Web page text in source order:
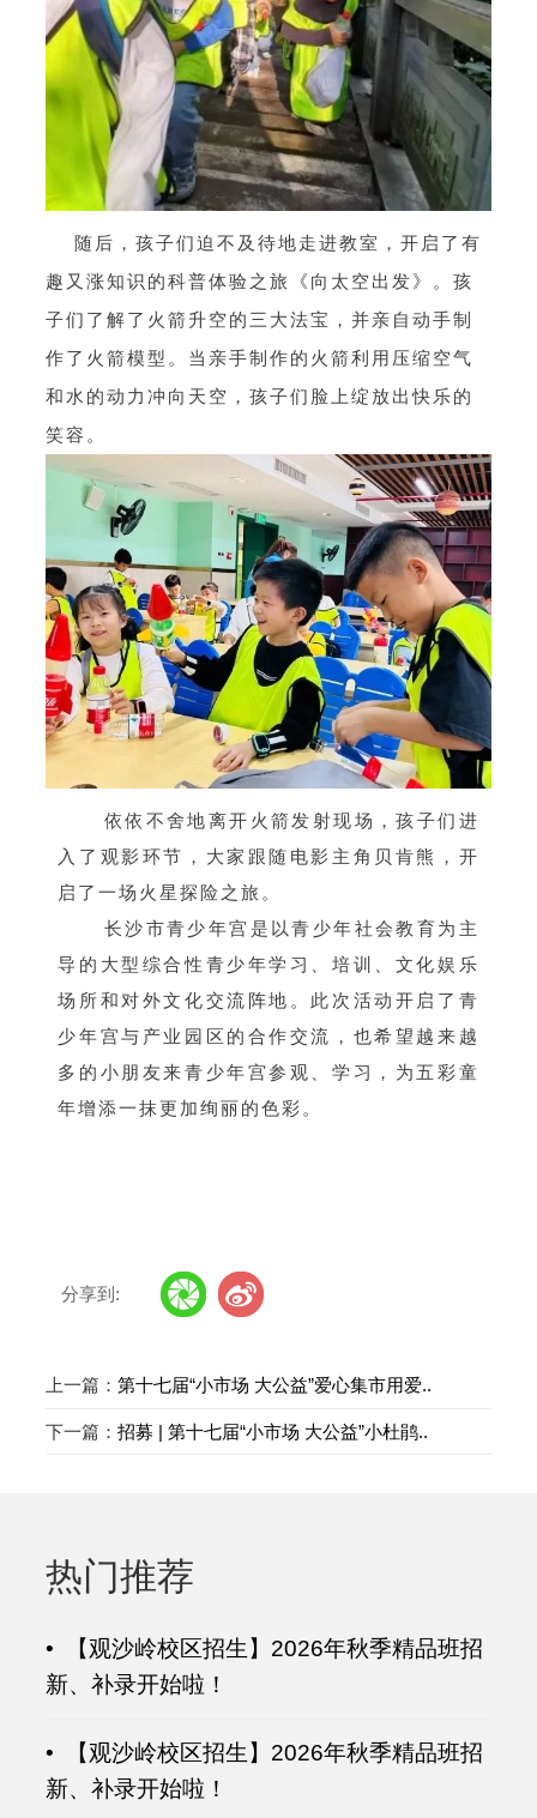
随后，孩子们迫不及待地走进教室，开启了有
趣又涨知识的科普体验之旅《向太空出发》。孩
子们了解了火箭升空的三大法宝，并亲自动手制
作了火箭模型。当亲手制作的火箭利用压缩空气
和水的动力冲向天空，孩子们脸上绽放出快乐的
笑容。
依依不舍地离开火箭发射现场，孩子们进
入了观影环节，大家跟随电影主角贝肯熊，开
启了一场火星探险之旅。
长沙市青少年宫是以青少年社会教育为主
导的大型综合性青少年学习、培训、文化娱乐
场所和对外文化交流阵地。此次活动开启了青
少年宫与产业园区的合作交流，也希望越来越
多的小朋友来青少年宫参观、学习，为五彩童
年增添一抹更加绚丽的色彩。
分享到:
上一篇：第十七届“小市场 大公益”爱心集市用爱..
下一篇：招募 | 第十七届“小市场 大公益”小杜鹃..
热门推荐
• 【观沙岭校区招生】2026年秋季精品班招
新、补录开始啦！
• 【观沙岭校区招生】2026年秋季精品班招
新、补录开始啦！